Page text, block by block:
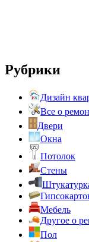
Рубрики
Дизайн
Все о
Двери
Окна
Потолок
Стены
Мебель
Другое о
Пол